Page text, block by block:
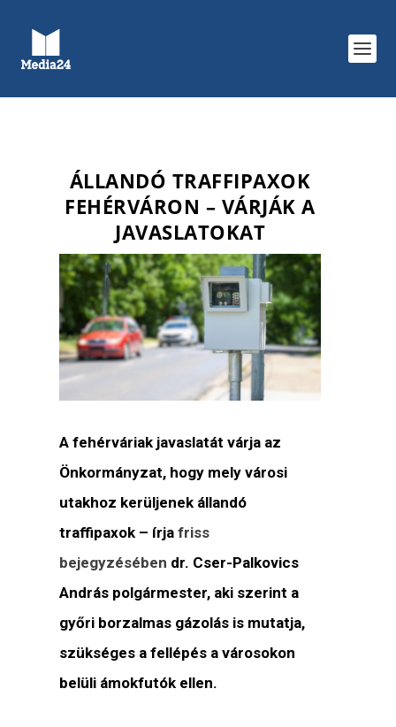
ÁLLANDÓ TRAFFIPAXOK
FEHÉRVÁRON – VÁRJÁK A
JAVASLATOKAT
A fehérváriak javaslatát várja az
Önkormányzat, hogy mely városi
utakhoz kerüljenek állandó
traffipaxok – írjafriss
bejegyzésében dr. Cser-Palkovics
András polgármester, aki szerint a
győri borzalmas gázolás is mutatja,
szükséges a fellépés a városokon
belüli ámokfutók ellen.